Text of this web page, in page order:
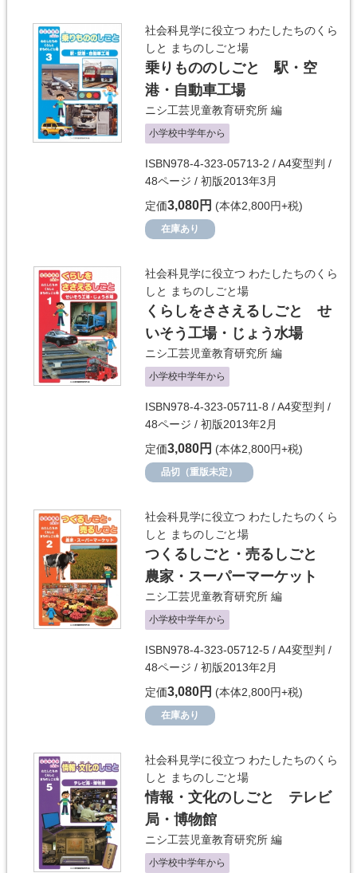
社会科見学に役立つ わたしたちのくら
しと まちのしごと場
乗りもののしごと 駅・空
港・自動車工場
ニシ工芸児童教育研究所 編
小学校中学年から
ISBN978-4-323-05713-2 / A4変型判 /
48ページ / 初版2013年3月
定価3,080円 (本体2,800円+税)
在庫あり
社会科見学に役立つ わたしたちのくら
しと まちのしごと場
くらしをささえるしごと せ
いそう工場・じょう水場
ニシ工芸児童教育研究所 編
小学校中学年から
ISBN978-4-323-05711-8 / A4変型判 /
48ページ / 初版2013年2月
定価3,080円 (本体2,800円+税)
品切（重版未定）
社会科見学に役立つ わたしたちのくら
しと まちのしごと場
つくるしごと・売るしごと
農家・スーパーマーケット
ニシ工芸児童教育研究所 編
小学校中学年から
ISBN978-4-323-05712-5 / A4変型判 /
48ページ / 初版2013年2月
定価3,080円 (本体2,800円+税)
在庫あり
社会科見学に役立つ わたしたちのくら
しと まちのしごと場
情報・文化のしごと テレビ
局・博物館
ニシ工芸児童教育研究所 編
小学校中学年から